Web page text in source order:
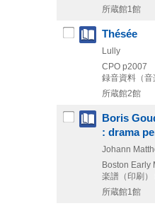
所蔵館1館
Thésée
Lully
CPO p2007
録音資料（
所蔵館2館
Boris
: drama
Johann
Boston Early
楽譜（印刷）
所蔵館1館